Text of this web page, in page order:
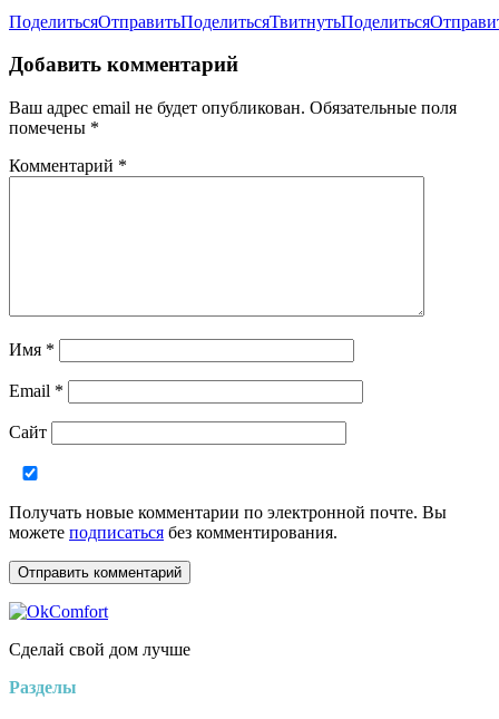
ПоделитьсяОтправитьПоделитьсяТвитнутьПоделиться
Добавить комментарий
Ваш адрес email не будет опубликован. Обязательные поля
помечены *
Комментарий *
Имя *
Email *
Сайт
Получать новые комментарии по электронной почте. Вы
можете подписаться без комментирования.
Сделай свой дом лучше
Разделы